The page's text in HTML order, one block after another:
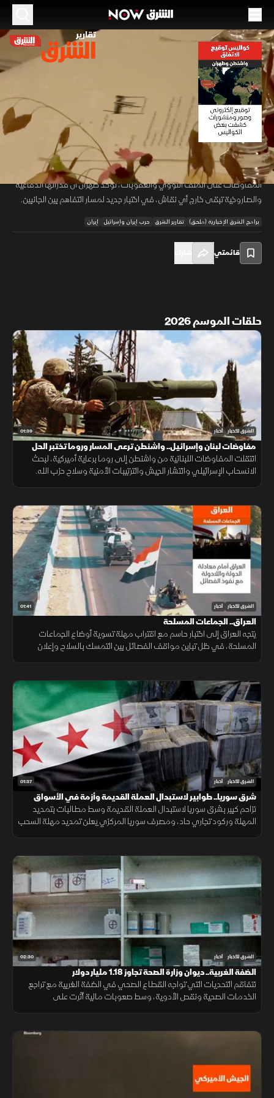
02:18
الموسم 2026
من التوقيع إلى التنفيذ.. هل تصمد تفاهمات
أميركا وإيران؟
18 يونيو 2026 02:18 أخبار
تقارير الشرق
خرج الاتفاق الأمريكي الإيراني إلى العلن عبر مراسم توقيع متزامنة في
واشنطن وطهران، وسط تأكيدات ببدء مرحلة تنفيذ تمتد لستين يوماً. وبينما تركز
المفاوضات على الملف النووي والعقوبات، تؤكد طهران أن قدراتها الدفاعية
والصاروخية تبقى خارج أي نقاش، في اختبار جديد لمسار التفاهم بين الجانبين.
برامج الشرق الإخبارية (ملحق) تقارير الشرق حرب إيران وإسرائيل إيران
قائمتي
حلقات الموسم 2026
01:39 الشرق للأخبار أخبار
مفاوضات لبنان وإسرائيل.. واشنطن ترعى المسار وروما تختبر الحل
انتقلت المفاوضات اللبنانية من واشنطن إلى روما برعاية أميركية، لبحث
الانسحاب الإسرائيلي وانتشار الجيش والترتيبات الأمنية وسلاح حزب الله.
01:41 الشرق للأخبار أخبار
العراق.. الجماعات المسلحة
يتجه العراق إلى اختبار حاسم مع اقتراب مهلة تسوية أوضاع الجماعات
المسلحة، في ظل تباين مواقف الفصائل بين التمسك بالسلاح وإعلان
01:37 الشرق للأخبار أخبار
شرق سوريا.. طوابير لاستبدال العملة القديمة وأزمة في الأسواق
تزاحم كبير بشرق سوريا لاستبدال العملة القديمة وسط مطالبات بتمديد
المهلة وركود تجاري حاد، ومصرف سوريا المركزي يعلن تمديد مهلة السحب
02:30 الشرق للأخبار أخبار
الضفة الغربية.. ديوان وزارة الصحة تجاوز 1.18 مليار دولار
تتفاقم التحديات التي تواجه القطاع الصحي في الضفة الغربية مع تراجع
الخدمات الصحية ونقص الأدوية، وسط صعوبات مالية أثرت على